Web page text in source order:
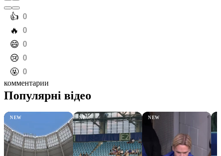
️👍 0
️🔥 0
️😄 0
️😢 0
️🤬 0
комментарии